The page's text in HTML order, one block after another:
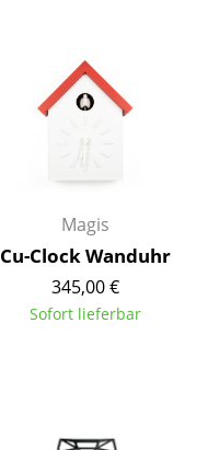
Magis
Cu-Clock Wanduhr
345,00 €
Sofort lieferbar